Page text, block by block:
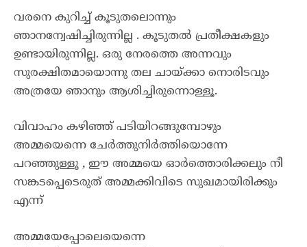
വരനെ കുറിച്ച് കൂടുതലൊന്നും
ഞാനന്വേഷിച്ചിരുന്നില്ല . കൂടുതൽ പ്രതീക്ഷകളും
ഉണ്ടായിരുന്നില്ല. ഒരു നേരത്തെ അന്നവും
സുരക്ഷിതമായൊന്നു തല ചായ്ക്കാ നൊരിടവും
അത്രയേ ഞാനും ആശിച്ചിരുന്നൊള്ളൂ.
വിവാഹം കഴിഞ്ഞ് പടിയിറങ്ങുമ്പോഴും
അമ്മയെന്നെ ചേർത്തുനിർത്തിയൊന്നേ
പറഞ്ഞുള്ളൂ , ഈ അമ്മയെ ഓർത്തൊരിക്കലും നീ
സങ്കടപ്പെടെരുത് അമ്മക്കിവിടെ സുഖമായിരിക്കും
എന്ന്
അമ്മയേപ്പോലെയെന്നെ